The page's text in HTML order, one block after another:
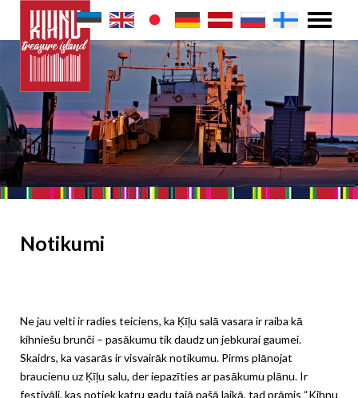
Notikumi
Ne jau velti ir radies teiciens, ka Ķīļu salā vasara ir raiba kā
kihniešu brunči – pasākumu tik daudz un jebkurai gaumei.
Skaidrs, ka vasarās ir visvairāk notikumu. Pirms plānojat
braucienu uz Ķīļu salu, der iepazīties ar pasākumu plānu. Ir
festivāli, kas notiek katru gadu tajā pašā laikā, tad prāmis “Kihnu